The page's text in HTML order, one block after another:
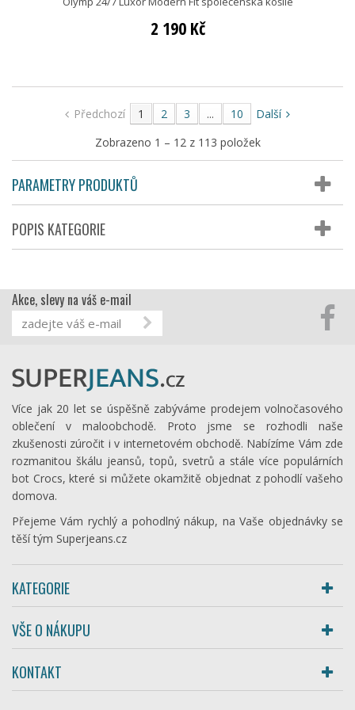
2 190 Kč
Předchozí 1 2 3 ... 10
Další
Zobrazeno 1 – 12 z 113 položek
PARAMETRY PRODUKTŮ
POPIS KATEGORIE
Akce, slevy na váš e-mail
Více jak 20 let se úspěšně zabýváme prodejem volnočasového
oblečení v maloobchodě. Proto jsme se rozhodli naše
zkušenosti zúročit i v internetovém obchodě. Nabízíme Vám zde
rozmanitou škálu jeansů, topů, svetrů a stále více populárních
bot Crocs, které si můžete okamžitě objednat z pohodlí vašeho
domova.
Přejeme Vám rychlý a pohodlný nákup, na Vaše objednávky se
těší tým Superjeans.cz
KATEGORIE
VŠE O NÁKUPU
KONTAKT